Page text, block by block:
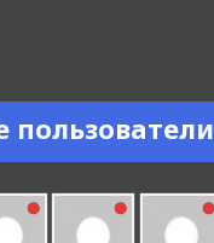
пользователи